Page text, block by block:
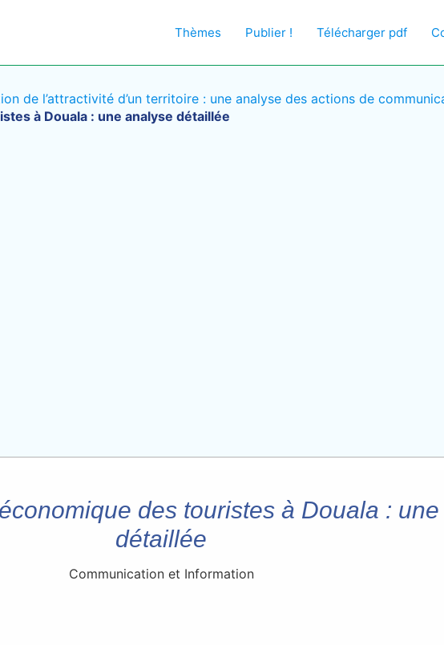
Thèmes Publier ! Télécharger pdf
de l’attractivité d’un territoire : une analyse des actions de
à Douala : une analyse détaillée
des touristes à Douala :
détaillée
Communication et Information